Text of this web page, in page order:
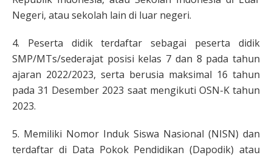
Negeri, atau sekolah lain di luar negeri.
4. Peserta didik terdaftar sebagai peserta didik
SMP/MTs/sederajat posisi kelas 7 dan 8 pada tahun
ajaran 2022/2023, serta berusia maksimal 16 tahun
pada 31 Desember 2023 saat mengikuti OSN-K tahun
2023.
5. Memiliki Nomor Induk Siswa Nasional (NISN) dan
terdaftar di Data Pokok Pendidikan (Dapodik) atau